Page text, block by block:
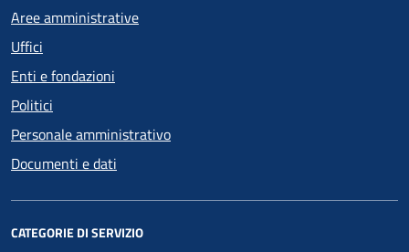
Aree amministrative
Uffici
Enti e fondazioni
Politici
Personale amministrativo
Documenti e dati
CATEGORIE DI SERVIZIO